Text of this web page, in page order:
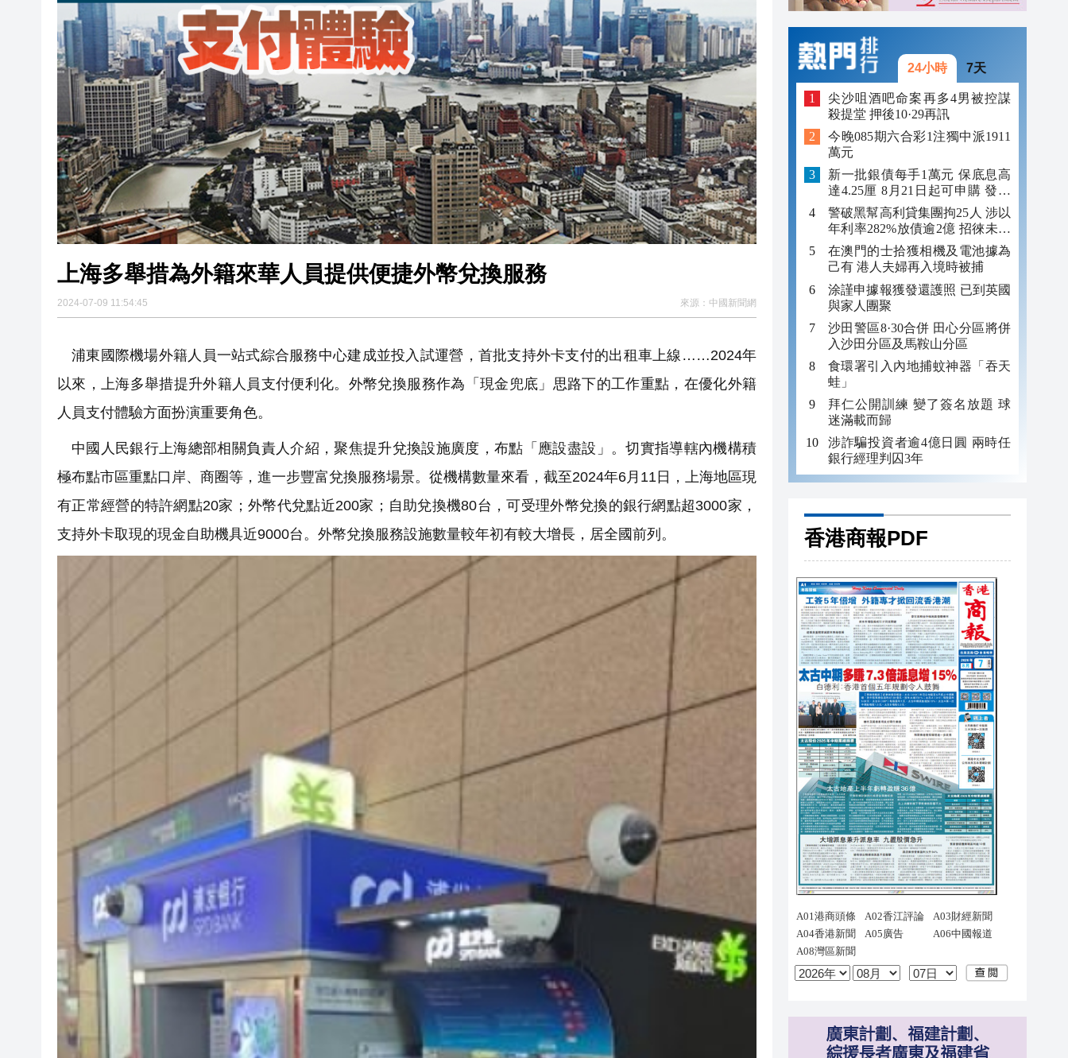
上海多舉措為外籍來華人員提供便捷外幣兌換服務
2024-07-09 11:54:45 來源： 中國新聞網
浦東國際機場外籍人員一站式綜合服務中心建成並投入試運營，首批支持外卡支付的出租車上線……2024年
以來，上海多舉措提升外籍人員支付便利化。外幣兌換服務作為「現金兜底」思路下的工作重點，在優化外籍
人員支付體驗方面扮演重要角色。
中國人民銀行上海總部相關負責人介紹，聚焦提升兌換設施廣度，布點「應設盡設」。切實指導轄內機構積
極布點市區重點口岸、商圈等，進一步豐富兌換服務場景。從機構數量來看，截至2024年6月11日，上海地區現
有正常經營的特許網點20家；外幣代兌點近200家；自助兌換機80台，可受理外幣兌換的銀行網點超3000家，
支持外卡取現的現金自助機具近9000台。外幣兌換服務設施數量較年初有較大增長，居全國前列。
24小時 7天
尖沙咀酒吧命案再多4男被控謀
殺提堂 押後10·29再訊
今晚085期六合彩1注獨中派1911
萬元
新一批銀債每手1萬元 保底息高
達4.25厘 8月21日起可申購 發行
金額最多550億
警破黑幫高利貸集團拘25人 涉以
年利率282%放債逾2億 招徠未成
年追數
在澳門的士拾獲相機及電池據為
己有 港人夫婦再入境時被捕
涂謹申據報獲發還護照 已到英國
與家人團聚
沙田警區8·30合併 田心分區將併
入沙田分區及馬鞍山分區
食環署引入內地捕蚊神器「吞天
蛙」
拜仁公開訓練 變了簽名放題 球
迷滿載而歸
涉詐騙投資者逾4億日圓 兩時任
銀行經理判囚3年
香港商報PDF